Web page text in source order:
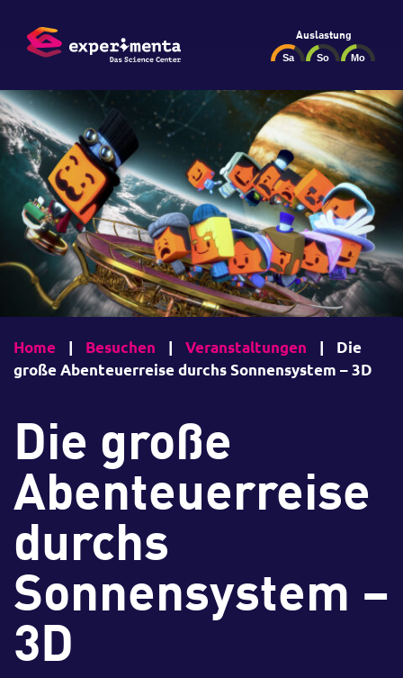
Auslastung
Home | Besuchen | Veranstaltungen |
Die
große Abenteuerreise durchs Sonnensystem – 3D
Die große
Abenteuerreise
durchs
Sonnensystem –
3D